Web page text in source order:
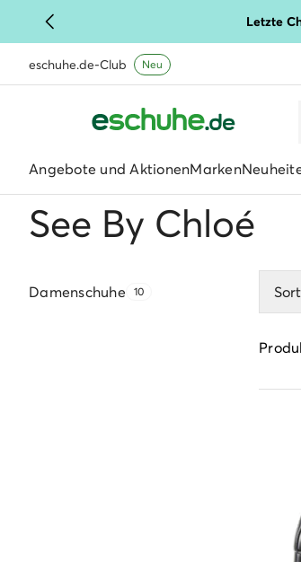
Letzte
eschuhe.de-Club Neu
Angebote und AktionenMarken
See By Chloé
Damenschuhe 10